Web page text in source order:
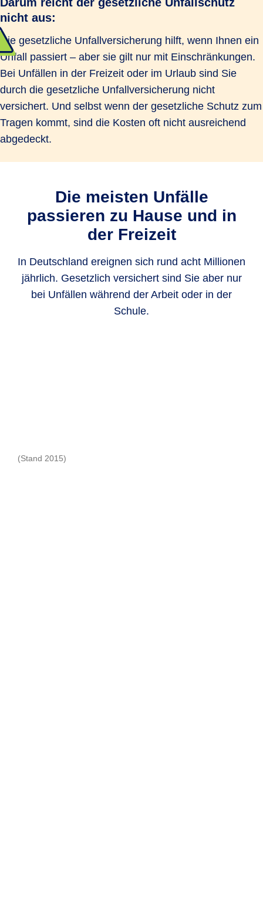
nicht aus:
Die gesetzliche Unfallversicherung hilft, wenn Ihnen ein
Unfall passiert – aber sie gilt nur mit Einschränkungen.
Bei Unfällen in der Freizeit oder im Urlaub sind Sie
durch die gesetzliche Unfallversicherung nicht
versichert. Und selbst wenn der gesetzliche Schutz zum
Tragen kommt, sind die Kosten oft nicht ausreichend
abgedeckt.
Die meisten Unfälle
passieren zu Hause und in
der Freizeit
In Deutschland ereignen sich rund acht Millionen
jährlich. Gesetzlich versichert sind Sie aber nur
bei Unfällen während der Arbeit oder in der
Schule.
(Stand 2015)